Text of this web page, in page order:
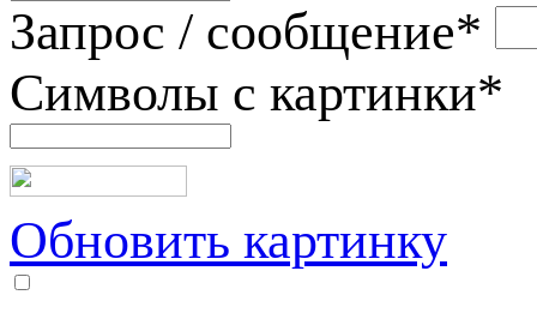
Запрос / сообщение*
Символы с картинки*
Обновить картинку